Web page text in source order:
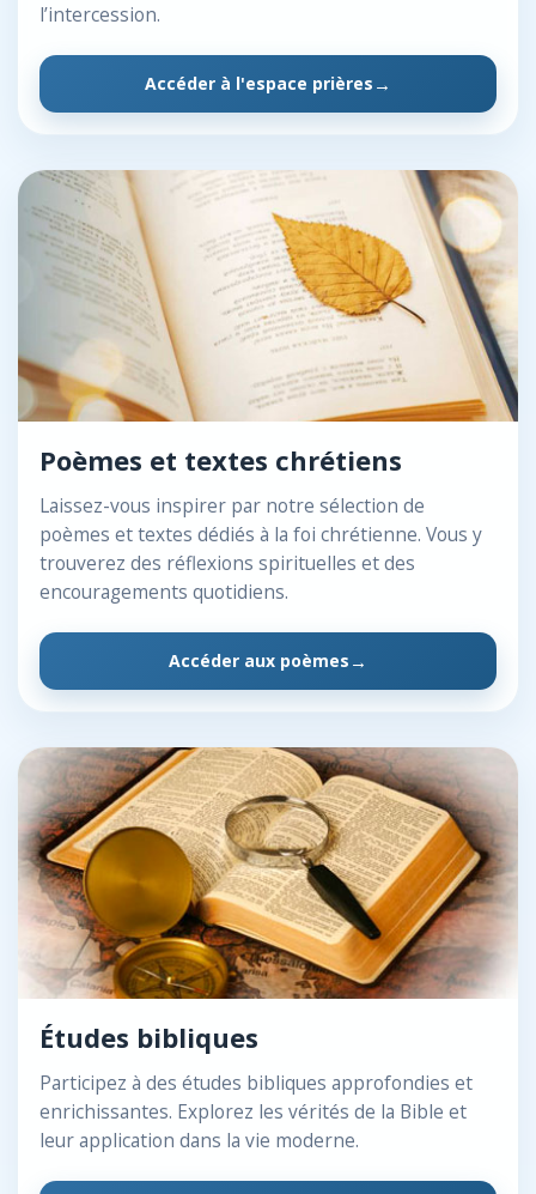
l’intercession.
Accéder à l'espace prières
Poèmes et textes chrétiens
Laissez-vous inspirer par notre sélection de
poèmes et textes dédiés à la foi chrétienne. Vous y
trouverez des réflexions spirituelles et des
encouragements quotidiens.
Accéder aux poèmes
Études bibliques
Participez à des études bibliques approfondies et
enrichissantes. Explorez les vérités de la Bible et
leur application dans la vie moderne.